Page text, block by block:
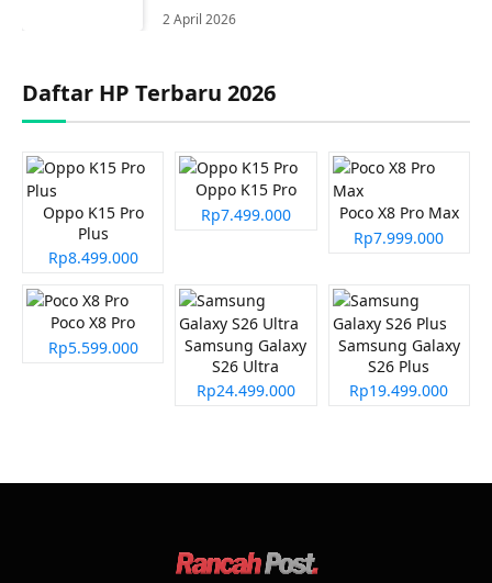
2 April 2026
Daftar HP Terbaru 2026
Oppo K15 Pro
Plus
Rp8.499.000
Oppo K15 Pro
Rp7.499.000
Poco X8 Pro Max
Rp7.999.000
Poco X8 Pro
Rp5.599.000
Samsung Galaxy
S26 Ultra
Rp24.499.000
Samsung Galaxy
S26 Plus
Rp19.499.000